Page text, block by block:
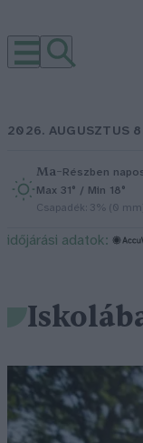
2026. AUGUSZTUS
Ma–Részben
Max 31° / Min 18°
Csapadék: 3% (0
időjárási adatok: